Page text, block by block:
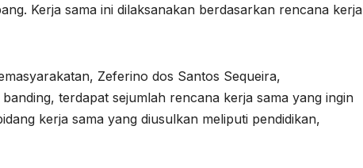
Kerja sama ini dilaksanakan berdasarkan rencana kerja
Zeferino dos Santos Sequeira,
terdapat sejumlah rencana kerja sama yang ingin
kerja sama yang diusulkan meliputi pendidikan,